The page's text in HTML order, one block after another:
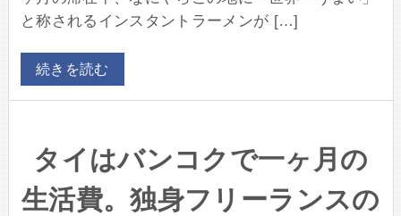
と称されるインスタントラーメンが […]
続きを読む
タイはバンコクで一ヶ月の
生活費。独身フリーランスの